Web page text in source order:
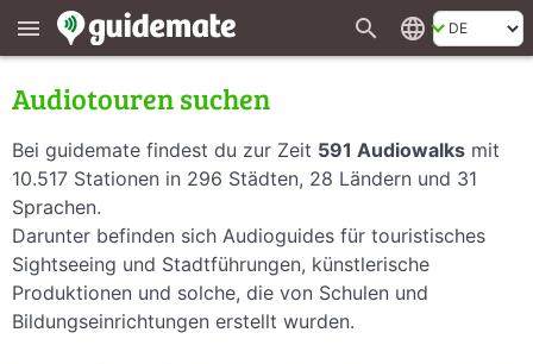
menu search language
Audiotouren suchen
Bei guidemate findest du zur Zeit 591 Audiowalks mit
10.517 Stationen in 296 Städten, 28 Ländern und 31
Sprachen.
Darunter befinden sich Audioguides für touristisches
Sightseeing und Stadtführungen, künstlerische
Produktionen und solche, die von Schulen und
Bildungseinrichtungen erstellt wurden.